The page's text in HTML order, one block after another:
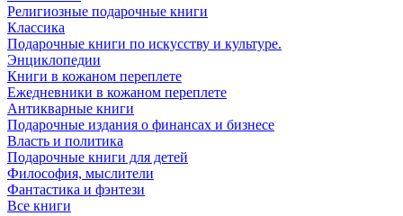
Религиозные подарочные книги
Классика
Подарочные книги по искусству и культуре.
Энциклопедии
Книги в кожаном переплете
Ежедневники в кожаном переплете
Антикварные книги
Подарочные издания о финансах и бизнесе
Власть и политика
Подарочные книги для детей
Философия, мыслители
Фантастика и фэнтези
Все книги